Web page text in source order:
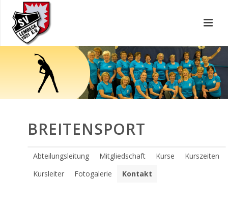
BREITENSPORT
Abteilungsleitung Mitgliedschaft Kurse
Kurszeiten
Kursleiter
Fotogalerie Kontakt